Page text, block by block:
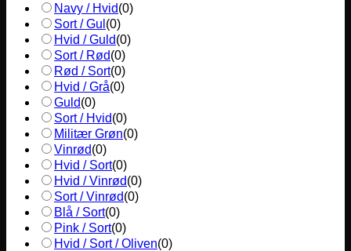
Navy / Hvid(0)
Sort / Gul (0)
Hvid / Guld(0)
Sort / Rød(0)
Rød / Sort(0)
Hvid / Grå(0)
Guld(0)
Sort / Hvid(0)
Militær Grøn(0)
Vinrød(0)
Hvid / Sort(0)
Hvid / Vinrød(0)
Sort / Vinrød(0)
Blå / Sort(0)
Pink / Sort(0)
Hvid / Sort / Oliven(0)